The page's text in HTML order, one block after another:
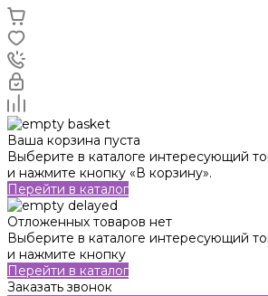
Ваша корзина пуста
Выберите в каталоге интересующий
и нажмите кнопку «В корзину».
Перейти в каталог
Отложенных товаров нет
Выберите в каталоге интересующий
и нажмите кнопку
Перейти в каталог
Заказать звонок